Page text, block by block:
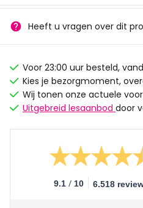
Heeft u vragen over dit
Voor 23:00 uur besteld,
Kies je bezorgmoment,
Wij tonen onze actuele
Uitgebreid lesaanbod door
9.1 / 10 6.518